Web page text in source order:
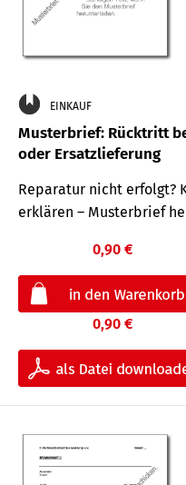
EINKAUF
Musterbrief: Rücktritt
oder Ersatzlieferung
Reparatur nicht erfolgt?
erklären – Musterbrief
0,90 €
0,90 €